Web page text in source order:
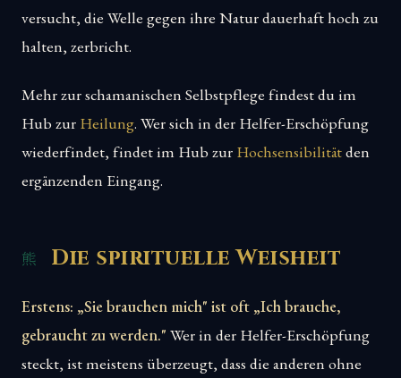
versucht, die Welle gegen ihre Natur dauerhaft hoch zu
halten, zerbricht.
Mehr zur schamanischen Selbstpflege findest du im
Hub zur Heilung. Wer sich in der Helfer-Erschöpfung
wiederfindet, findet im Hub zur Hochsensibilitätden
ergänzenden Eingang.
Die spirituelle Weisheit
Erstens: „Sie brauchen mich" ist oft „Ich brauche,
gebraucht zu werden." Wer in der Helfer-Erschöpfung
steckt, ist meistens überzeugt, dass die anderen ohne